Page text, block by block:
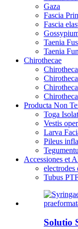
Gaza
Fascia
Fascia
Taenia
Taenia
Chirothecae
Producta Non
Toga
Vestis
Larva
Pileus
Accessiones et
electrodes
Tubus
Solutio